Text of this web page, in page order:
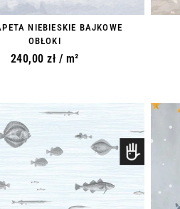
NIEBIESKIE BAJKOWE
OBŁOKI
240,00zł / m²